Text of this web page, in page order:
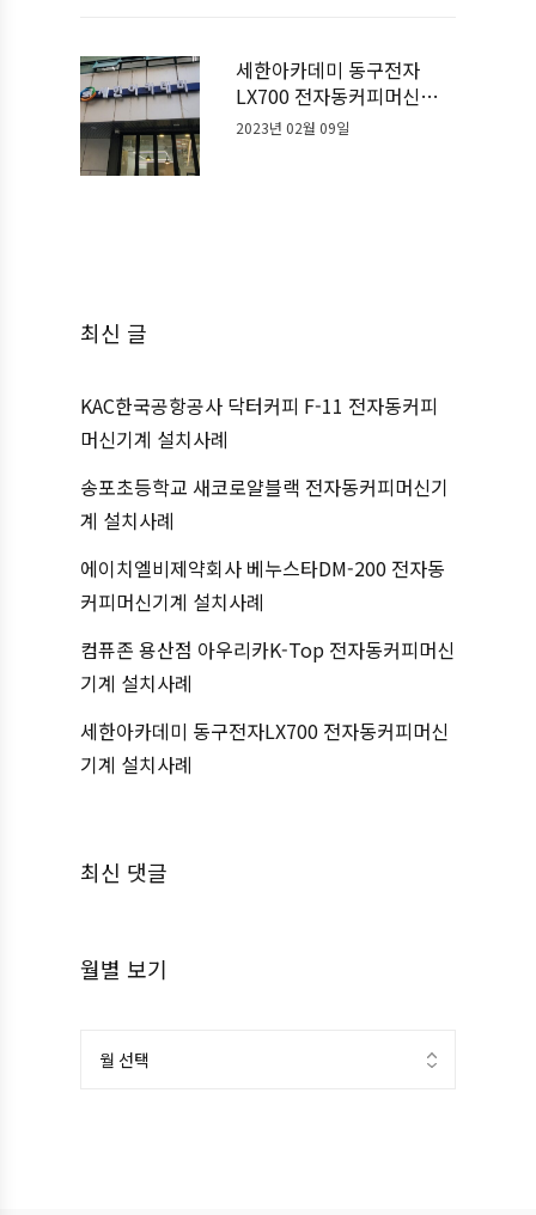
세한아카데미 동구전자
LX700 전자동커피머신기
계 설치사례
2023년 02월 09일
최신 글
KAC한국공항공사 닥터커피 F-11 전자동커피
머신기계 설치사례
송포초등학교 새코로얄블랙 전자동커피머신기
계 설치사례
에이치엘비제약회사 베누스타DM-200 전자동
커피머신기계 설치사례
컴퓨존 용산점 아우리카K-Top 전자동커피머신
기계 설치사례
세한아카데미 동구전자LX700 전자동커피머신
기계 설치사례
최신 댓글
월별 보기